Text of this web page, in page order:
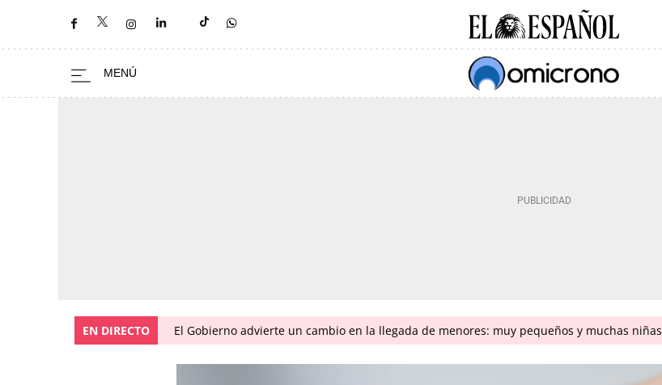
EN DIRECTO El Gobierno advierte un cambio en la llegada de menores: muy pequeños y muchas niñas